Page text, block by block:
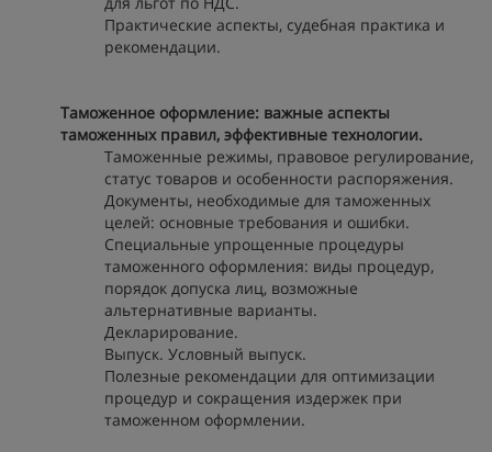
Практические аспекты, судебная практика и
рекомендации.
Таможенное оформление: важные аспекты
таможенных правил, эффективные технологии.
Таможенные режимы, правовое регулирование,
статус товаров и особенности распоряжения.
Документы, необходимые для таможенных
целей: основные требования и ошибки.
Специальные упрощенные процедуры
таможенного оформления: виды процедур,
порядок допуска лиц, возможные
альтернативные варианты.
Декларирование.
Выпуск. Условный выпуск.
Полезные рекомендации для оптимизации
процедур и сокращения издержек при
таможенном оформлении.